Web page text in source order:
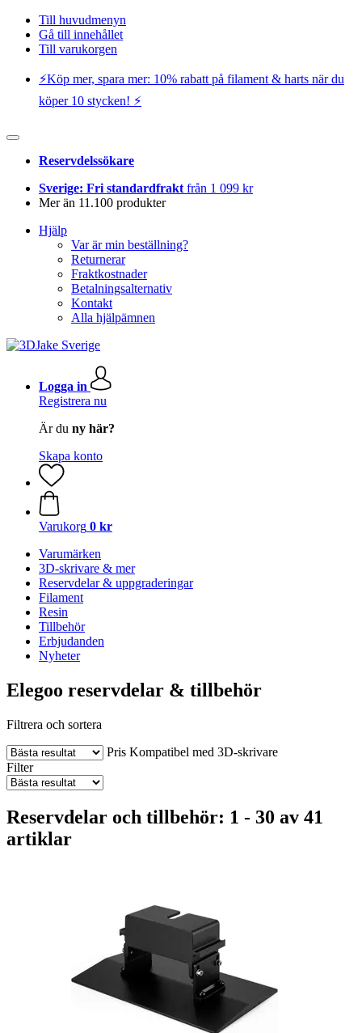
Till huvudmenyn
Gå till innehållet
Till varukorgen
⚡️Köp mer, spara mer: 10% rabatt på filament & harts när du
köper 10 stycken! ⚡️
Reservdelssökare
Sverige: Fri standardfrakt från 1 099 kr
Mer än 11.100 produkter
Hjälp
Var är min beställning?
Returnerar
Fraktkostnader
Betalningsalternativ
Kontakt
Alla hjälpämnen
Logga in
Registrera nu
Är du ny här?
Skapa konto
Varukorg 0 kr
Varumärken
3D-skrivare & mer
Reservdelar & uppgraderingar
Filament
Resin
Tillbehör
Erbjudanden
Nyheter
Elegoo reservdelar & tillbehör
Filtrera och sortera
Pris Kompatibel med 3D-skrivare
Filter
Reservdelar och tillbehör: 1 - 30 av 41
artiklar